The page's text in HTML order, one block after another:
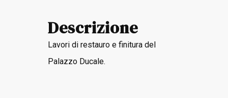
Descrizione
Lavori di restauro e finitura del
Palazzo Ducale.